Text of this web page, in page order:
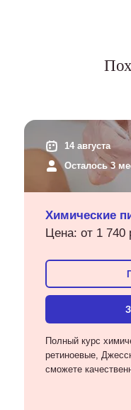
14 августа
Осталось 3
Химические
Цена: от 1 740
Полный курс
ретиноевые,
сможете